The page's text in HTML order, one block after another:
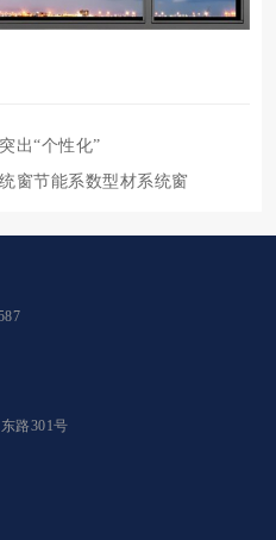
出“个性化”
窗节能系数型材系统窗
路301号